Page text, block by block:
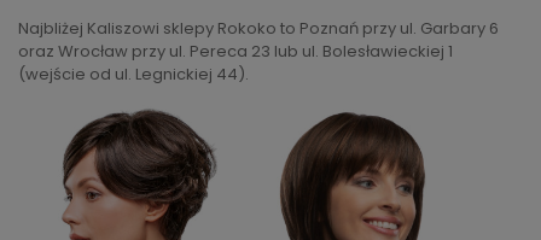
Najbliżej Kaliszowi sklepy Rokoko to Poznań przy ul. Garbary 6
oraz Wrocław przy ul. Pereca 23 lub ul. Bolesławieckiej 1
(wejście od ul. Legnickiej 44).